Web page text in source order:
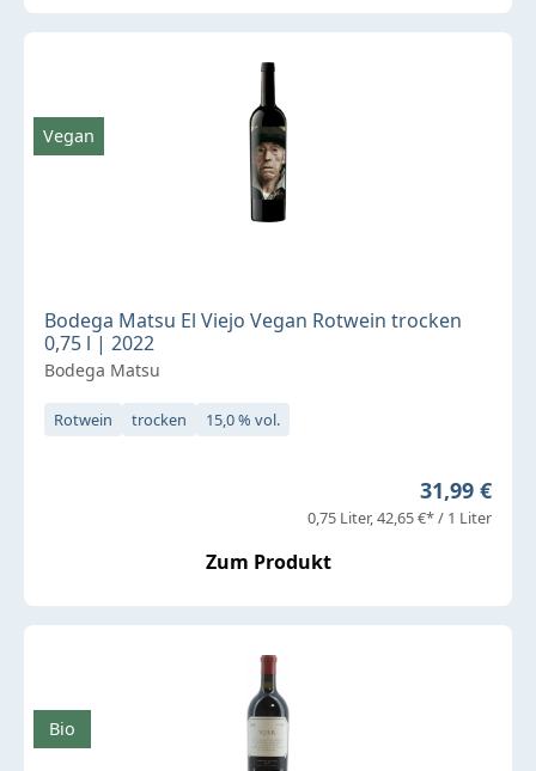
Bodega Matsu El Viejo Vegan Rotwein trocken
0,75 l | 2022
Bodega Matsu
Rotwein trocken 15,0 % vol.
Regulärer
31,99 €
0,75 Liter 42,65 €* / 1 Liter
Zum Produkt
Vegan
Bio